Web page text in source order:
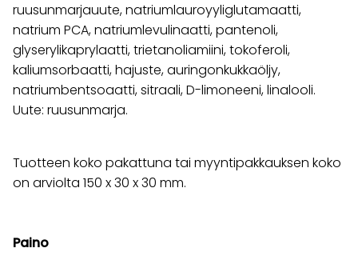
ruusunmarjauute, natriumlauroyyliglutamaatti,
natrium PCA, natriumlevulinaatti, pantenoli,
glyserylikaprylaatti, trietanoliamiini, tokoferoli,
kaliumsorbaatti, hajuste, auringonkukkaöljy,
natriumbentsoaatti, sitraali, D-limoneeni, linalooli.
Uute: ruusunmarja.
Tuotteen koko pakattuna tai myyntipakkauksen koko
on arviolta 150 x 30 x 30 mm.
Paino